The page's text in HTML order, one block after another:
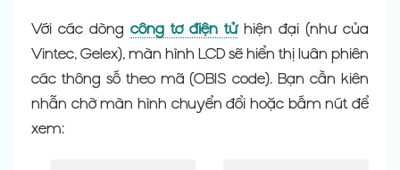
Với các dòng công tơ điện tửhiện đại (như của
Vintec, Gelex), màn hình LCD sẽ hiển thị luân phiên
các thông số theo mã (OBIS code). Bạn cần kiên
nhẫn chờ màn hình chuyển đổi hoặc bấm nút để
xem: